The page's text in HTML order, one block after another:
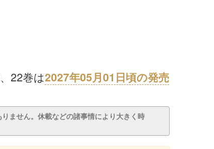
22巻は2027年05月01日頃の発売
ません。休載などの諸事情により大きく時